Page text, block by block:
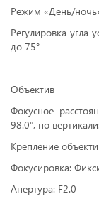
Режим «День/
Регулировка угла
до 75°
Объектив
Фокусное
98.0°, по
Крепление
Фокусировка:
Апертура: F2.0